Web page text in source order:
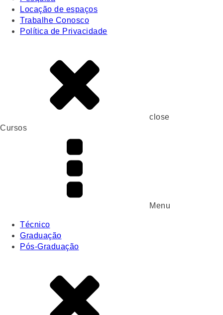
Locação de espaços
Trabalhe Conosco
Política de Privacidade
close
Cursos
Menu
Técnico
Graduação
Pós-Graduação